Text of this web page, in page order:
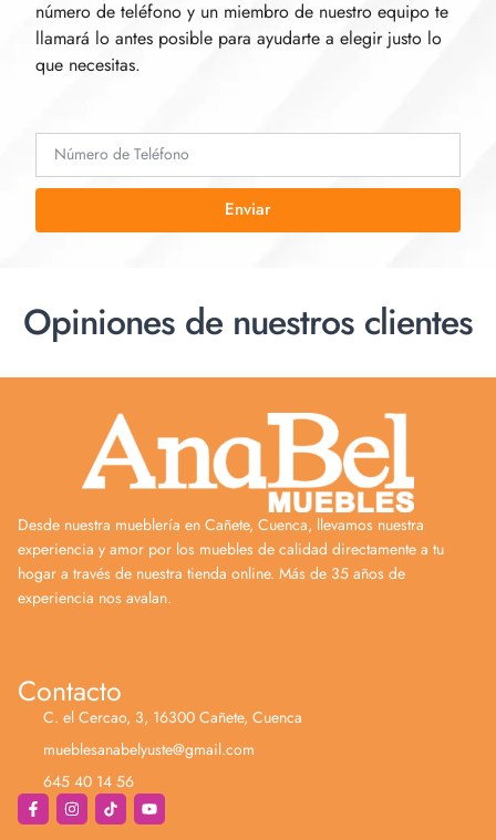
número de teléfono y un miembro de nuestro equipo te
llamará lo antes posible para ayudarte a elegir justo lo
que necesitas.
Enviar
Opiniones de nuestros clientes
Desde nuestra mueblería en Cañete, Cuenca, llevamos nuestra
experiencia y amor por los muebles de calidad directamente a tu
hogar a través de nuestra tienda online. Más de 35 años de
experiencia nos avalan.
Contacto
C. el Cercao, 3, 16300 Cañete, Cuenca
mueblesanabelyuste@gmail.com
645 40 14 56